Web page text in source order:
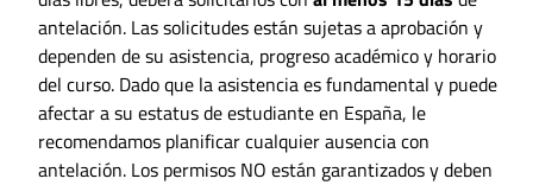
antelación. Las solicitudes están sujetas a aprobación y
dependen de su asistencia, progreso académico y horario
del curso. Dado que la asistencia es fundamental y puede
afectar a su estatus de estudiante en España, le
recomendamos planificar cualquier ausencia con
antelación. Los permisos NO están garantizados y deben